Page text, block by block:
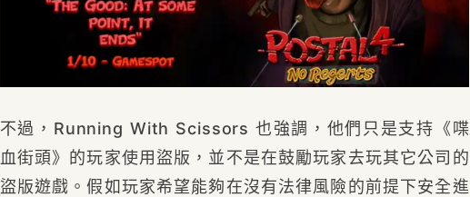
不過，Running With Scissors 也強調，他們只是支持《喋
血街頭》的玩家使用盜版，並不是在鼓勵玩家去玩其它公司的
盜版遊戲。假如玩家希望能夠在沒有法律風險的前提下安全進